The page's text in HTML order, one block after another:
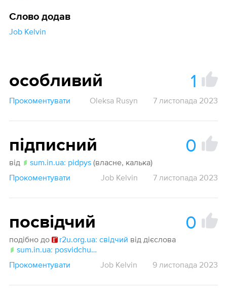
Слово додав
Job Kelvin
особливий 1
Прокоментувати Oleksa Rusyn 7 листопада 2023
підписний 0
від sum.in.ua: pidpys(власне, калька)
Прокоментувати
Job Kelvin 7 листопада 2023
посвідчий 0
подібно до r2u.org.ua: свідчий від дієслова
sum.in.ua: posvidchuvaty
Прокоментувати
Job Kelvin 9 листопада 2023